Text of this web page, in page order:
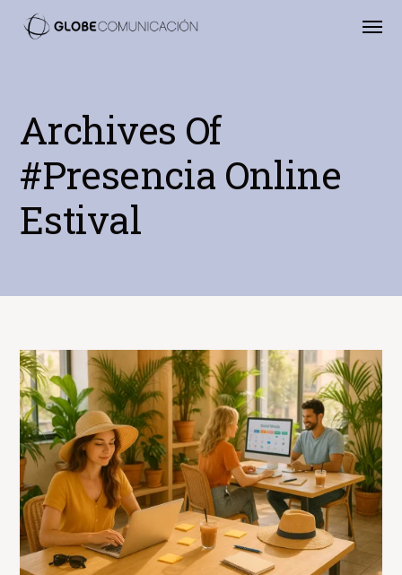
Archives Of
#presencia Online
Estival